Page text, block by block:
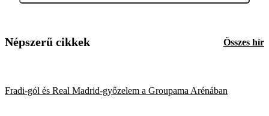
Népszerű cikkek Összes hír
Fradi-gól és Real Madrid-győzelem a Groupama Arénában